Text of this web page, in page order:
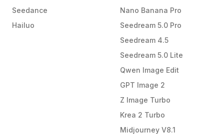
Seedance
Hailuo
Nano Banana Pro
Seedream 5.0 Pro
Seedream 4.5
Seedream 5.0 Lite
Qwen Image Edit
GPT Image 2
Z Image Turbo
Krea 2 Turbo
Midjourney V8.1